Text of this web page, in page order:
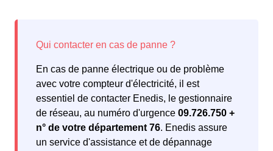
En cas de panne électrique ou de problème
avec votre compteur d'électricité, il est
essentiel de contacter Enedis, le gestionnaire
de réseau, au numéro d'urgence 09.726.750 +
n° de votre département 76. Enedis assure
un service d'assistance et de dépannage